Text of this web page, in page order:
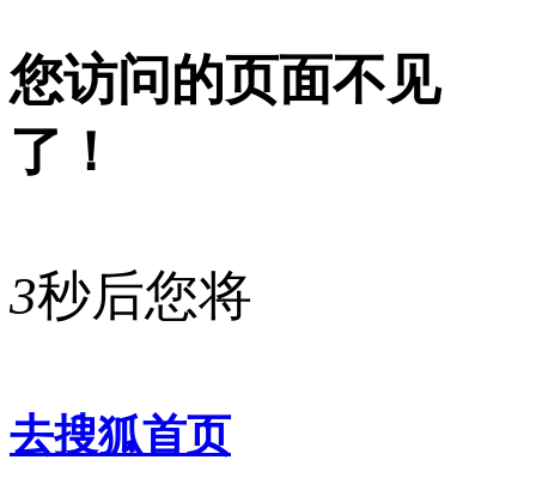
您访问的页面不见
了！
3秒后您将
去搜狐首页